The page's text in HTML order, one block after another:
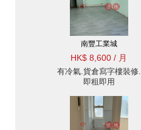
南豐工業城
HK$ 8,600 / 月
有冷氣.貨倉寫字樓裝修.
即租即用